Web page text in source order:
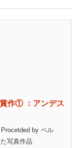
作① ：アンデス
by ペル
写真作品